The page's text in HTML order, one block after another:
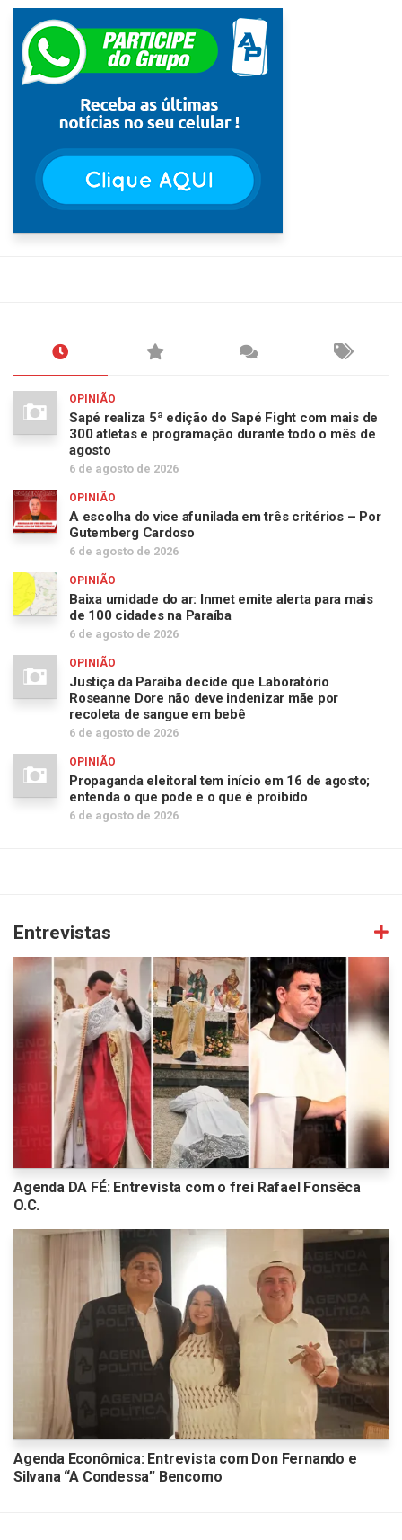
OPINIÃO
Sapé realiza 5ª edição do Sapé Fight com mais de
300 atletas e programação durante todo o mês de
agosto
6 de agosto de 2026
OPINIÃO
A escolha do vice afunilada em três critérios – Por
Gutemberg Cardoso
6 de agosto de 2026
OPINIÃO
Baixa umidade do ar: Inmet emite alerta para mais
de 100 cidades na Paraíba
6 de agosto de 2026
OPINIÃO
Justiça da Paraíba decide que Laboratório
Roseanne Dore não deve indenizar mãe por
recoleta de sangue em bebê
6 de agosto de 2026
OPINIÃO
Propaganda eleitoral tem início em 16 de agosto;
entenda o que pode e o que é proibido
6 de agosto de 2026
Entrevistas
Agenda DA FÉ: Entrevista com o frei Rafael Fonsêca
O.C.
Agenda Econômica: Entrevista com Don Fernando e
Silvana “A Condessa” Bencomo